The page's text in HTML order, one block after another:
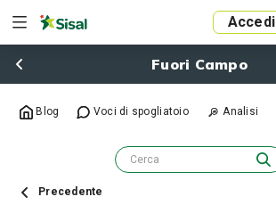
Accedi
Fuori Campo
Blog Voci di spogliatoio Analisi
Precedente